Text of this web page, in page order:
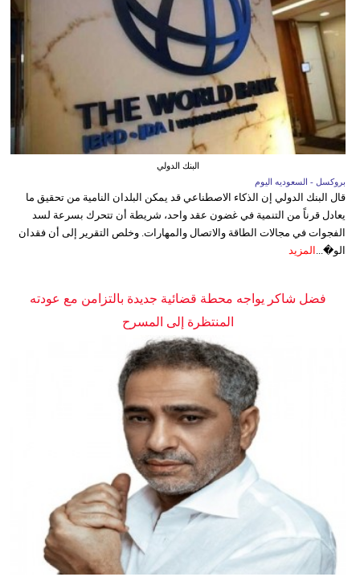
البنك الدولي
بروكسل - السعوديه اليوم
قال البنك الدولي إن الذكاء الاصطناعي قد يمكن البلدان النامية من تحقيق ما
يعادل قرناً من التنمية في غضون عقد واحد، شريطة أن تتحرك بسرعة لسد
الفجوات في مجالات الطاقة والاتصال والمهارات. وخلص التقرير إلى أن فقدان
الو�... المزيد
فضل شاكر يواجه محطة قضائية جديدة بالتزامن مع عودته
المنتظرة إلى المسرح